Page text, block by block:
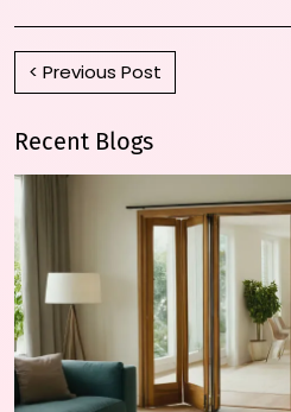
< Previous Post
Recent Blogs